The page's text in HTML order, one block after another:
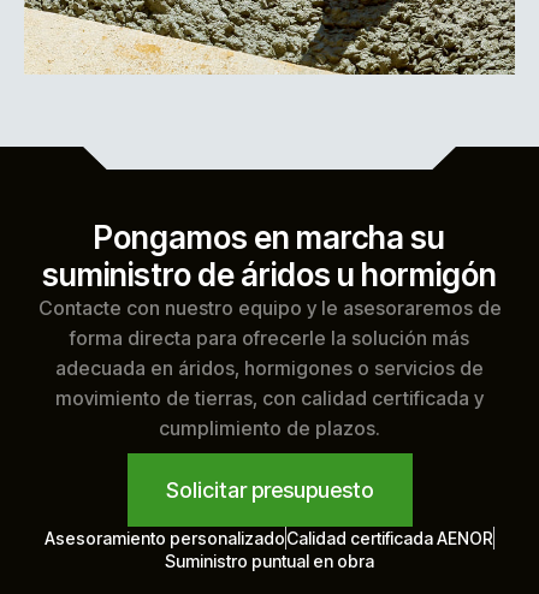
Pongamos en marcha su
suministro de áridos u hormigón
Contacte con nuestro equipo y le asesoraremos de
forma directa para ofrecerle la solución más
adecuada en áridos, hormigones o servicios de
movimiento de tierras, con calidad certificada y
cumplimiento de plazos.
Solicitar presupuesto
Asesoramiento personalizadoCalidad certificada AENOR
Suministro puntual en obra